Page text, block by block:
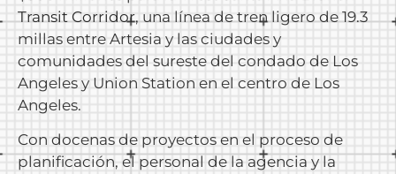
Transit Corridor, una línea de tren ligero de 19.3
millas entre Artesia y las ciudades y
comunidades del sureste del condado de Los
Angeles y Union Station en el centro de Los
Angeles.
Con docenas de proyectos en el proceso de
planificación, el personal de la agencia y la